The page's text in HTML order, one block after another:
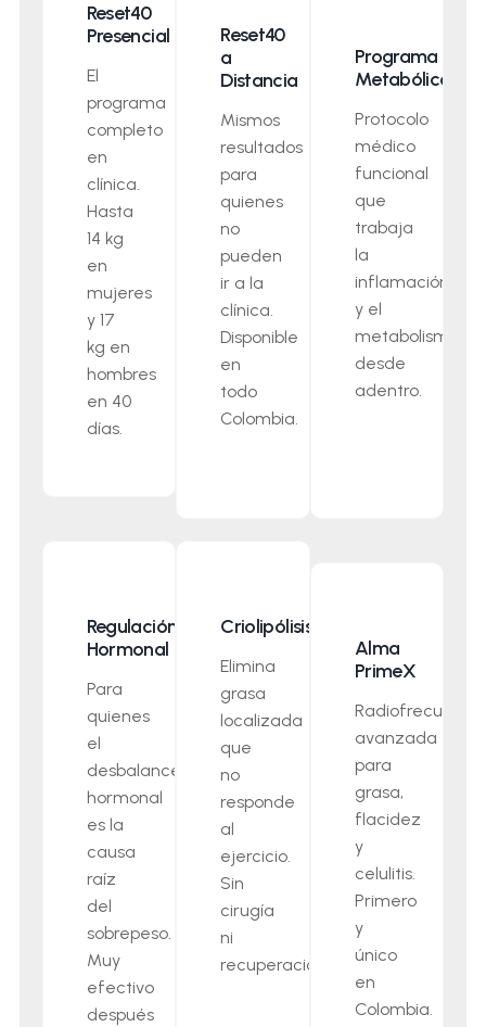
Reset40
Presencial
El
programa
completo
en
clínica.
Hasta
14 kg
en
mujeres
y 17
kg en
hombres
en 40
días.
Reset40
a
Distancia
Mismos
resultados
para
quienes
no
pueden
ir a la
clínica.
Disponible
en
todo
Colombia.
Programa
Metabólico
Protocolo
médico
funcional
que
trabaja
la
inflamación
y el
metabolismo
desde
adentro.
Regulación
Hormonal
Para
quienes
el
desbalance
hormonal
es la
causa
raíz
del
sobrepeso.
Muy
efectivo
después
Criolipólisis
Elimina
grasa
localizada
que
no
responde
al
ejercicio.
Sin
cirugía
ni
recuperación.
Alma
PrimeX
Radiofrecuencia
avanzada
para
grasa,
flacidez
y
celulitis.
Primero
y
único
en
Colombia.